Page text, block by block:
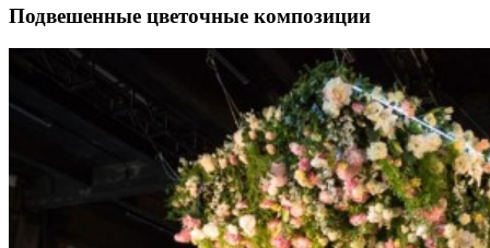
Подвешенные цветочные композиции